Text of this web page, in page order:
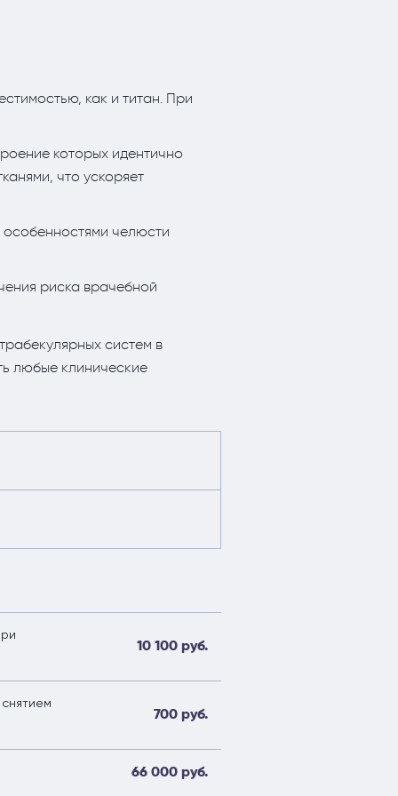
как и титан. При
которых идентично
что ускоряет
особенностями челюсти
риска врачебной
систем в
любые клинические
10 100 руб.
700 руб.
66 000 руб.